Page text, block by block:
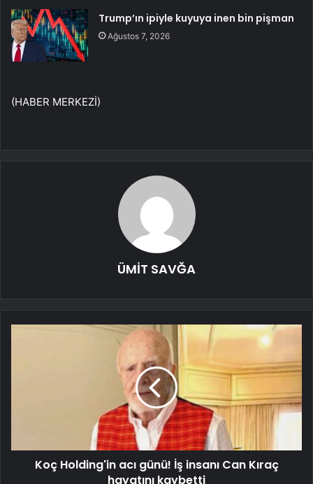
Trump’ın ipiyle kuyuya inen bin pişman
Ağustos 7, 2026
(HABER MERKEZİ)
ÜMİT SAVĞA
Koç Holding'in acı günü! İş insanı Can Kıraç
hayatını kaybetti